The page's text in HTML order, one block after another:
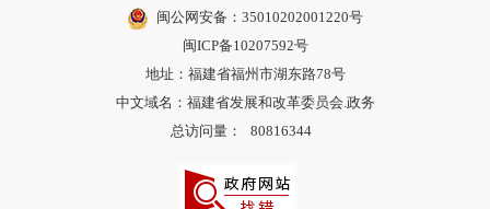
闽公网安备：35010202001220号
闽ICP备10207592号
地址：福建省福州市湖东路78号
中文域名：福建省发展和改革委员会.政务
总访问量：
80816344